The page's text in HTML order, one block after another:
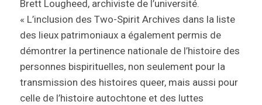
Brett Lougheed, archiviste de l’université.
« L’inclusion des Two-Spirit Archives dans la liste
des lieux patrimoniaux a également permis de
démontrer la pertinence nationale de l’histoire des
personnes bispirituelles, non seulement pour la
transmission des histoires queer, mais aussi pour
celle de l’histoire autochtone et des luttes